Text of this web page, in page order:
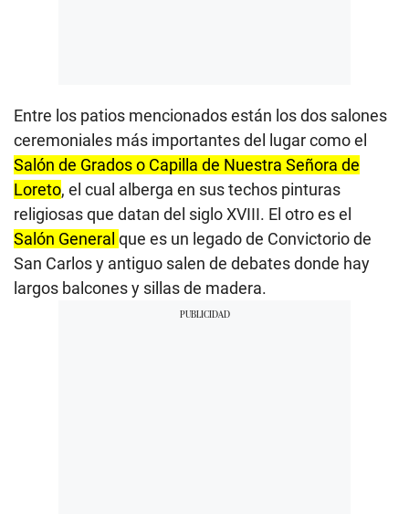
Entre los patios mencionados están los dos salones
ceremoniales más importantes del lugar como el
Salón de Grados o Capilla de Nuestra Señora de
Loreto, el cual alberga en sus techos pinturas
religiosas que datan del siglo XVIII. El otro es el
Salón General que es un legado de Convictorio de
San Carlos y antiguo salen de debates donde hay
largos balcones y sillas de madera.